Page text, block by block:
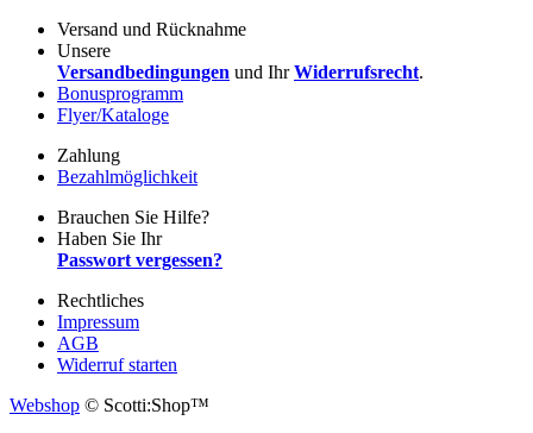
Versand und Rücknahme
Unsere
Versandbedingungen und IhrWiderrufsrecht.
Bonusprogramm
Flyer/Kataloge
Zahlung
Bezahlmöglichkeit
Brauchen Sie Hilfe?
Haben Sie Ihr
Passwort vergessen?
Rechtliches
Impressum
AGB
Widerruf starten
Webshop © Scotti:Shop™